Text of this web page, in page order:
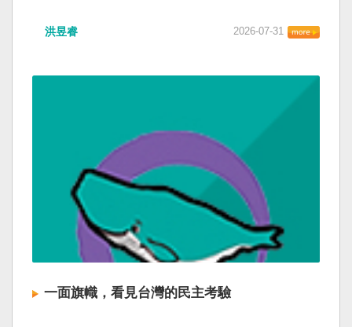
洪昱睿 2026-07-31
一面旗幟，看見台灣的民主考驗